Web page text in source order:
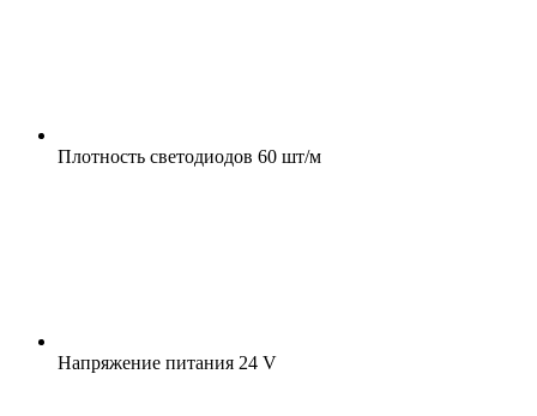
Плотность светодиодов 60 шт/м
Напряжение питания 24 V